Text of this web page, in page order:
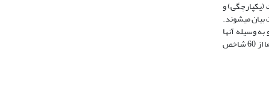
(یکپارچگی) و
بیان می­شوند.
وسیله آن­ها
نیز تقویت می­شوند. (مبلی و همکاران 2005، دنیسون و همکاران 2005 و 2000). همانطور که در جدول زیر مشاهده می‌شود وی برای سنجش فرهنگ سازمانی در سازمان‌ها از 60 شاخص